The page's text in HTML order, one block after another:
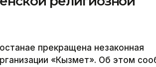
прекращена незаконная
«Кызмет». Об этом